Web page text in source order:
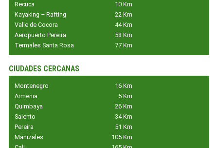
Recuca
10 Km
Kayaking – Rafting
22 Km
Valle de Cocora
44 Km
Aeropuerto Pereira
58 Km
Termales Santa Rosa
77 Km
CIUDADES CERCANAS
Montenegro
16 Km
Armenia
5 Km
Quimbaya
26 Km
Salento
34 Km
Pereira
51 Km
Manizales
105 Km